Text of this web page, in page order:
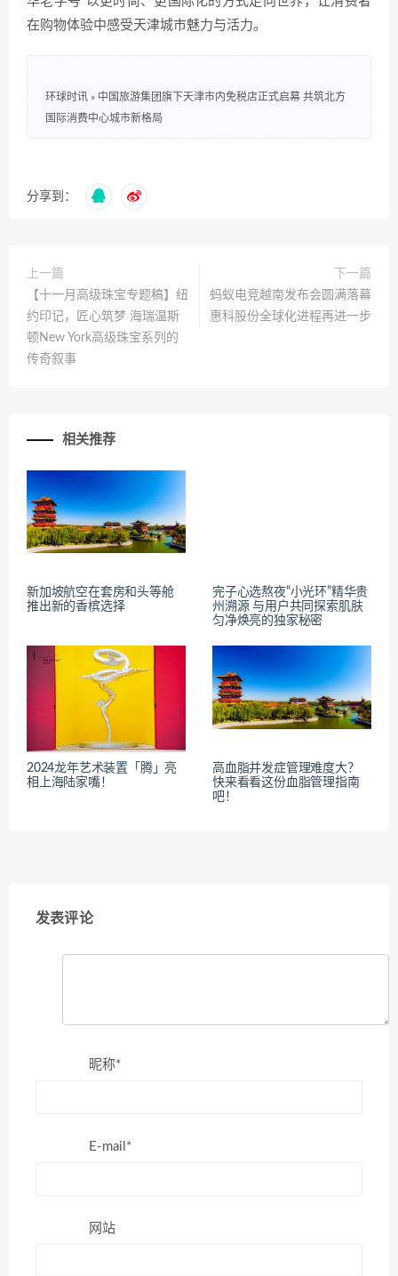
在购物体验中感受天津城市魅力与活力。
环球时讯 » 中国旅游集团旗下天津市内免税店正式启幕 共筑北方
国际消费中心城市新格局
分享到：
上一篇
【十一月高级珠宝专题稿】纽
约印记，匠心筑梦 海瑞温斯
顿New York高级珠宝系列的
传奇叙事
下一篇
蚂蚁电竞越南发布会圆满落幕
惠科股份全球化进程再进一步
相关推荐
新加坡航空在套房和头等舱
推出新的香槟选择
完子心选熬夜“小光环”精华贵
州溯源 与用户共同探索肌肤
匀净焕亮的独家秘密
2024龙年艺术装置「腾」亮
相上海陆家嘴！
高血脂并发症管理难度大？
快来看看这份血脂管理指南
吧！
发表评论
昵称*
E-mail*
网站